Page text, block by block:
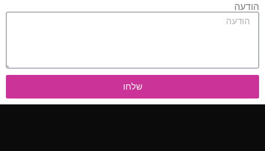
הודעה
שלחו